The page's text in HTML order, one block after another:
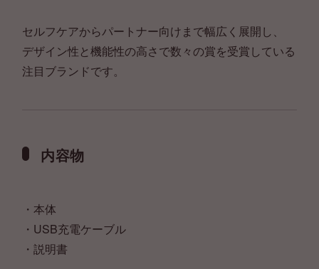
セルフケアからパートナー向けまで幅広く展開し、
デザイン性と機能性の高さで数々の賞を受賞している
注目ブランドです。
内容物
・本体
・USB充電ケーブル
・説明書